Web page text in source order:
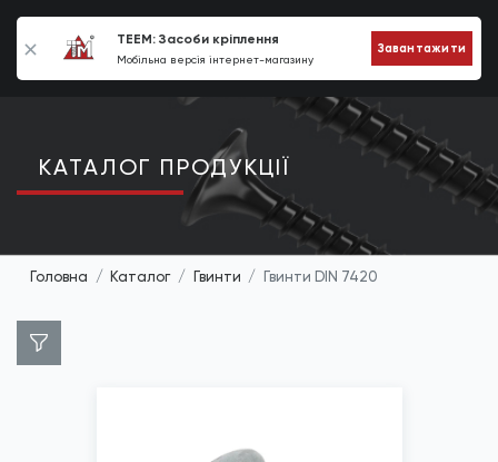
TEEM: Засоби кріплення
Мобільна версія інтернет-магазину
Завантажити
0
КАТАЛОГ ПРОДУКЦIЇ
Головна Каталог Гвинти Гвинти DIN 7420